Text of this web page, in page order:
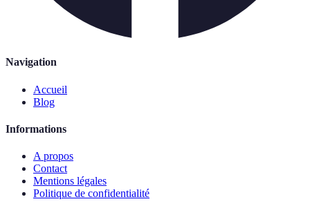
Navigation
Accueil
Blog
Informations
A propos
Contact
Mentions légales
Politique de confidentialité